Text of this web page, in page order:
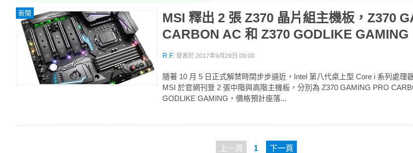
新聞
MSI 釋出 2 張 Z370 晶片組主機板，Z370
CARBON AC 和 Z370 GODLIKE GAMING
R.F. 發表於 2017年9月29日 09:00
隨著 10 月 5 日正式解禁時間步步逼近，Intel 第八代桌上型 Core i 系列處理
MSI 於官網刊登 2 張中階與高階主機板，分別為 Z370 GAMING PRO
GODLIKE GAMING，價格預計座落...
上一頁 1 下一頁